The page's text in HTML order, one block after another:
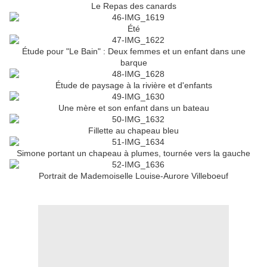
Le Repas des canards
Été
Étude pour "Le Bain" : Deux femmes et un enfant dans une
barque
Étude de paysage à la rivière et d'enfants
Une mère et son enfant dans un bateau
Fillette au chapeau bleu
Simone portant un chapeau à plumes, tournée vers la gauche
Portrait de Mademoiselle Louise-Aurore Villeboeuf